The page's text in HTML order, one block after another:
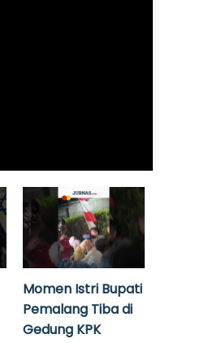
Momen Istri Bupati
Pemalang Tiba di
Gedung KPK